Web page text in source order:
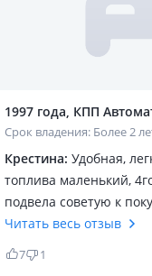
1997 года, КПП
Срок владения: Более 2
Крестина: Удобная,
топлива маленький,
подвела советую к
Читать весь отзыв
7 1